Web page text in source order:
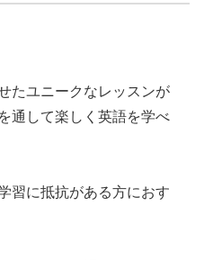
たユニークなレッスンが
通して楽しく英語を学べ
習に抵抗がある方におす